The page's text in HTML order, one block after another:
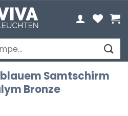
Samtschirm
Bronze